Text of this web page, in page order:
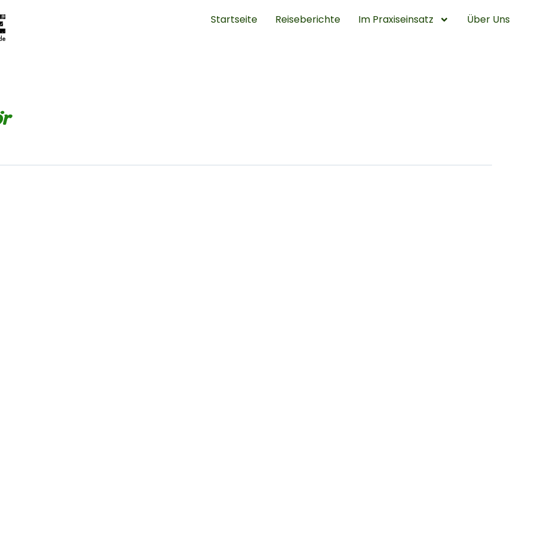
Startseite Reiseberichte Im Praxiseinsatz Über Uns